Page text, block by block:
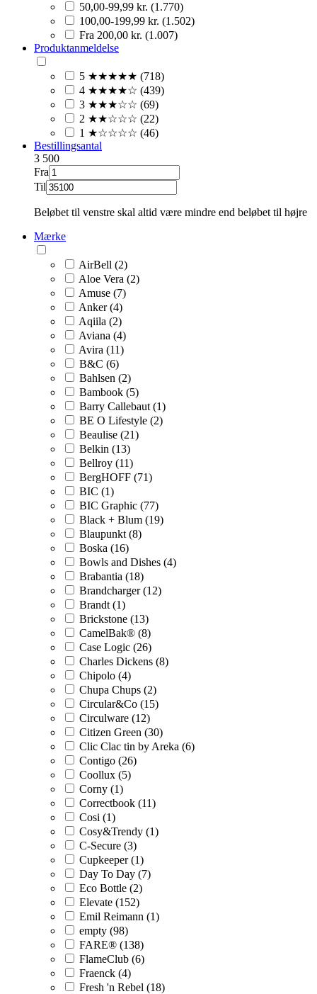
50,00-99,99 kr. (1.770)
100,00-199,99 kr. (1.502)
Fra 200,00 kr. (1.007)
Produktanmeldelse
5 ★★★★★ (718)
4 ★★★★☆ (439)
3 ★★★☆☆ (69)
2 ★★☆☆☆ (22)
1 ★☆☆☆☆ (46)
Bestillingsantal
3 500
Fra
Til
Beløbet til venstre skal altid være mindre end beløbet til højre
Mærke
AirBell (2)
Aloe Vera (2)
Amuse (7)
Anker (4)
Aqiila (2)
Aviana (4)
Avira (11)
B&C (6)
Bahlsen (2)
Bambook (5)
Barry Callebaut (1)
BE O Lifestyle (2)
Beaulise (21)
Belkin (13)
Bellroy (11)
BergHOFF (71)
BIC (1)
BIC Graphic (77)
Black + Blum (19)
Blaupunkt (8)
Boska (16)
Bowls and Dishes (4)
Brabantia (18)
Brandcharger (12)
Brandt (1)
Brickstone (13)
CamelBak® (8)
Case Logic (26)
Charles Dickens (8)
Chipolo (4)
Chupa Chups (2)
Circular&Co (15)
Circulware (12)
Citizen Green (30)
Clic Clac tin by Areka (6)
Contigo (26)
Coollux (5)
Corny (1)
Correctbook (11)
Cosi (1)
Cosy&Trendy (1)
C-Secure (3)
Cupkeeper (1)
Day To Day (7)
Eco Bottle (2)
Elevate (152)
Emil Reimann (1)
empty (98)
FARE® (138)
FlameClub (6)
Fraenck (4)
Fresh 'n Rebel (18)